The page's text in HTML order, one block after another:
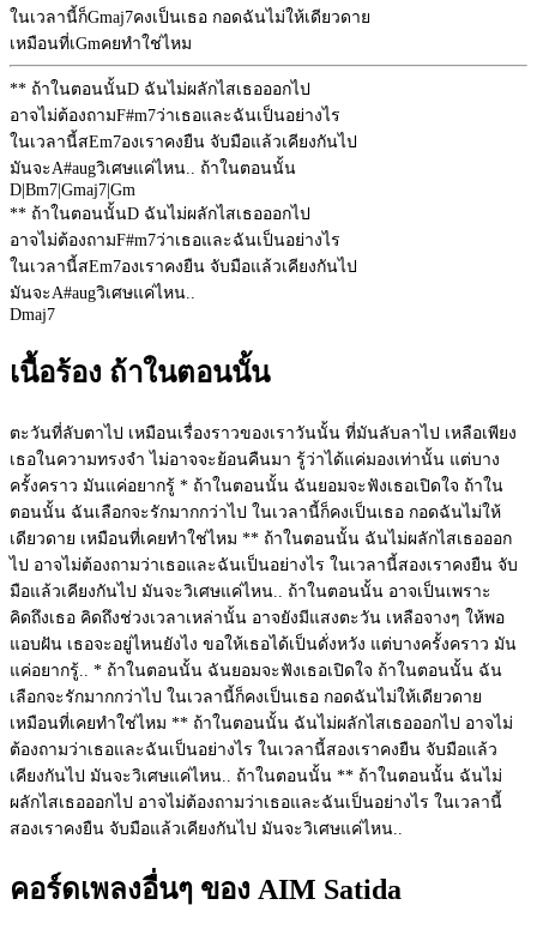
ในเวลานี้ก็Gmaj7คงเป็นเธอ กอดฉันไม่ให้เดียวดาย
เหมือนที่เGmคยทำใช่ไหม
** ถ้าในตอนนั้นD ฉันไม่ผลักไสเธอออกไป
อาจไม่ต้องถามF#m7ว่าเธอและฉันเป็นอย่างไร
ในเวลานี้สEm7องเราคงยืน จับมือแล้วเคียงกันไป
มันจะA#augวิเศษแค่ไหน.. ถ้าในตอนนั้น
D Bm7 Gmaj7 Gm
** ถ้าในตอนนั้นD ฉันไม่ผลักไสเธอออกไป
อาจไม่ต้องถามF#m7ว่าเธอและฉันเป็นอย่างไร
ในเวลานี้สEm7องเราคงยืน จับมือแล้วเคียงกันไป
มันจะA#augวิเศษแค่ไหน..
Dmaj7
เนื้อร้อง ถ้าในตอนนั้น
ตะวันที่ลับตาไป เหมือนเรื่องราวของเราวันนั้น ที่มันลับลาไป เหลือเพียง
เธอในความทรงจำ ไม่อาจจะย้อนคืนมา รู้ว่าได้แค่มองเท่านั้น แต่บาง
ครั้งคราว มันแค่อยากรู้ * ถ้าในตอนนั้น ฉันยอมจะฟังเธอเปิดใจ ถ้าใน
ตอนนั้น ฉันเลือกจะรักมากกว่าไป ในเวลานี้ก็คงเป็นเธอ กอดฉันไม่ให้
เดียวดาย เหมือนที่เคยทำใช่ไหม ** ถ้าในตอนนั้น ฉันไม่ผลักไสเธอออก
ไป อาจไม่ต้องถามว่าเธอและฉันเป็นอย่างไร ในเวลานี้สองเราคงยืน จับ
มือแล้วเคียงกันไป มันจะวิเศษแค่ไหน.. ถ้าในตอนนั้น อาจเป็นเพราะ
คิดถึงเธอ คิดถึงช่วงเวลาเหล่านั้น อาจยังมีแสงตะวัน เหลือจางๆ ให้พอ
แอบฝัน เธอจะอยู่ไหนยังไง ขอให้เธอได้เป็นดั่งหวัง แต่บางครั้งคราว มัน
แค่อยากรู้.. * ถ้าในตอนนั้น ฉันยอมจะฟังเธอเปิดใจ ถ้าในตอนนั้น ฉัน
เลือกจะรักมากกว่าไป ในเวลานี้ก็คงเป็นเธอ กอดฉันไม่ให้เดียวดาย
เหมือนที่เคยทำใช่ไหม ** ถ้าในตอนนั้น ฉันไม่ผลักไสเธอออกไป อาจไม่
ต้องถามว่าเธอและฉันเป็นอย่างไร ในเวลานี้สองเราคงยืน จับมือแล้ว
เคียงกันไป มันจะวิเศษแค่ไหน.. ถ้าในตอนนั้น ** ถ้าในตอนนั้น ฉันไม่
ผลักไสเธอออกไป อาจไม่ต้องถามว่าเธอและฉันเป็นอย่างไร ในเวลานี้
สองเราคงยืน จับมือแล้วเคียงกันไป มันจะวิเศษแค่ไหน..
คอร์ดเพลงอื่นๆ ของ AIM Satida